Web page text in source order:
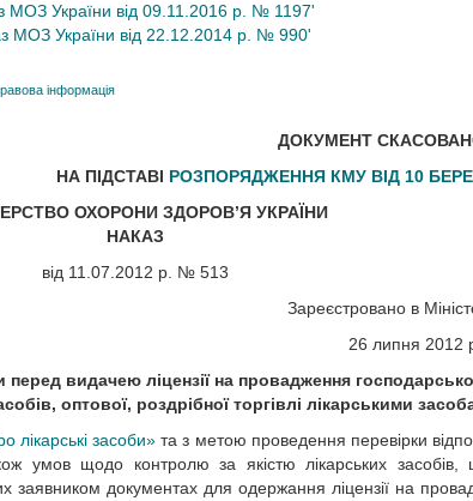
МОЗ України від 09.11.2016 р. № 1197'
МОЗ України від 22.12.2014 р. № 990'
інформація
ДОКУМЕНТ
НА ПІДСТАВІ РОЗПОРЯДЖЕННЯ КМУ ВІД 10
ОХОРОНИ ЗДОРОВ’Я УКРАЇНИ
НАКАЗ
від 11.07.2012 р. № 513
Зареєстровано в
26 липня 2012
перед видачею ліцензії на провадження
оптової, роздрібної торгівлі лікарськими
лікарські засоби»та з метою проведення перевірки
умов щодо контролю за якістю лікарських засобів,
документах для одержання ліцензії на